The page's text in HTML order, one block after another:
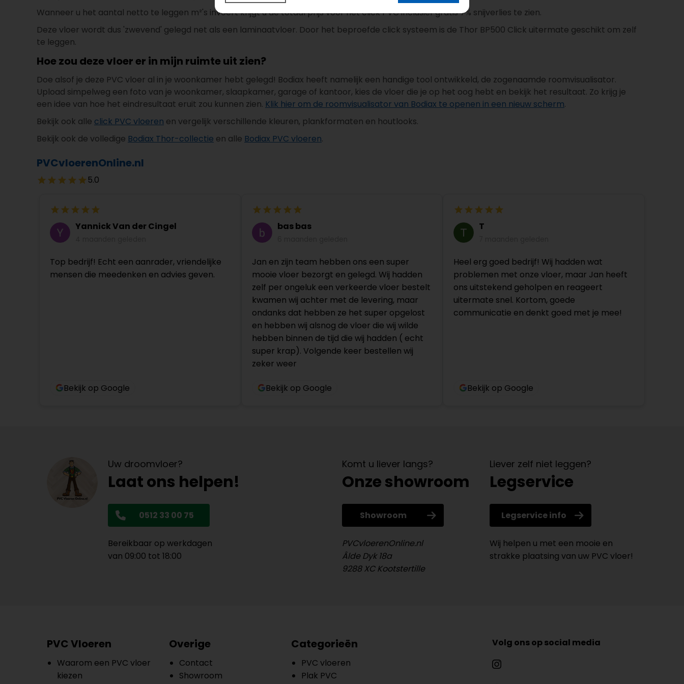
Wanneer u het aantal netto te leggen m²'s invoert krijgt u de totaal prijs voor het click PVC inclusief gratis 7% snijverlies te zien.
Deze vloer wordt dus 'zwevend' gelegd net als een laminaatvloer. Door het beproefde click systeem is de Thor BP500 Click uitermate geschikt om zelf
te leggen.
Hoe zou deze vloer er in mijn ruimte uit zien?
Doe alsof je deze PVC vloer al in je woonkamer hebt gelegd! Bodiax heeft namelijk een handige tool ontwikkeld, de zogenaamde roomvisualisator.
Upload simpelweg een foto van je woonkamer, slaapkamer, garage of kantoor, kies de vloer die je op het oog hebt en bekijk het resultaat. Zo krijg je
een idee van hoe het eindresultaat eruit zou kunnen zien. Klik hier om de roomvisualisator van Bodiax te openen in een nieuw scherm.
Bekijk ook alle click PVC vloeren en vergelijk verschillende kleuren, plankformaten en houtlooks.
Bekijk ook de volledige Bodiax Thor-collectie en alle Bodiax PVC vloeren.
PVCvloerenOnline.nl
5.0
Yannick Van der Cingel
Top bedrijf! Echt een aanrader, vriendelijke
mensen die meedenken en advies geven.
Bekijk op Google
bas bas
Jan en zijn team hebben ons een super
mooie vloer bezorgt en gelegd. Wij hadden
zelf per ongeluk een verkeerde vloer bestelt
kwamen wij achter met de levering, maar
ondanks dat hebben ze het super opgelost
en hebben wij alsnog de vloer die wij wilde
hebben binnen de tijd die wij hadden ( echt
super krap). Volgende keer bestellen wij
zeker weer
Bekijk op Google
T
Heel erg goed bedrijf! Wij hadden wat
problemen met onze vloer, maar Jan heeft
ons uitstekend geholpen en reageert
uitermate snel. Kortom, goede
communicatie en denkt goed met je mee!
Bekijk op Google
Uw droomvloer?
Laat ons helpen!
0512 33 00 75
Bereikbaar op werkdagen
van 09:00 tot 18:00
Komt u liever langs?
Onze showroom
Showroom
PVCvloerenOnline.nl
Âlde Dyk 18a
9288 XC Kootstertille
Liever zelf niet leggen?
Legservice
Legservice info
Wij helpen u met een mooie en
strakke plaatsing van uw PVC vloer!
PVC Vloeren
Waarom een PVC vloer
kiezen
Overige
Contact
Showroom
Categorieën
PVC vloeren
Plak PVC
Volg ons op social media